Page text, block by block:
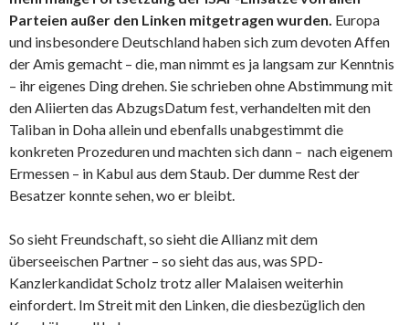
Parteien außer den Linken mitgetragen wurden. Europa
und insbesondere Deutschland haben sich zum devoten Affen
der Amis gemacht – die, man nimmt es ja langsam zur Kenntnis
– ihr eigenes Ding drehen. Sie schrieben ohne Abstimmung mit
den Aliierten das AbzugsDatum fest, verhandelten mit den
Taliban in Doha allein und ebenfalls unabgestimmt die
konkreten Prozeduren und machten sich dann – nach eigenem
Ermessen – in Kabul aus dem Staub. Der dumme Rest der
Besatzer konnte sehen, wo er bleibt.
So sieht Freundschaft, so sieht die Allianz mit dem
überseeischen Partner – so sieht das aus, was SPD-
Kanzlerkandidat Scholz trotz aller Malaisen weiterhin
einfordert. Im Streit mit den Linken, die diesbezüglich den